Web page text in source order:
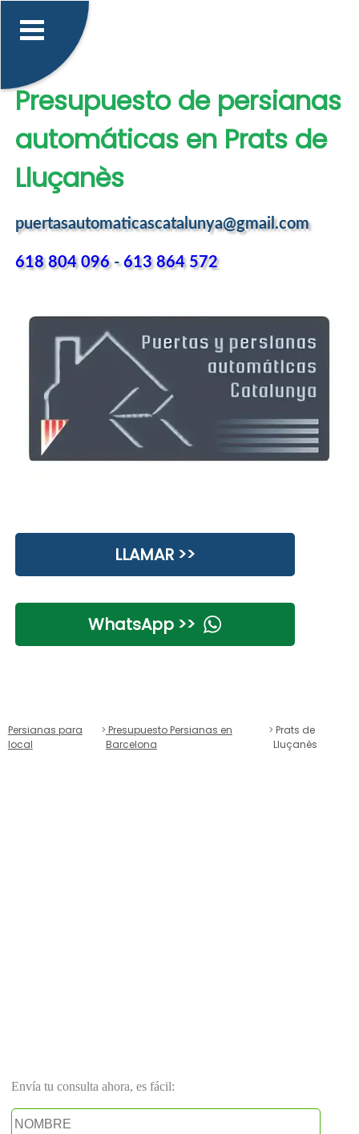
Presupuesto de persianas
automáticas en Prats de
Lluçanès
puertasautomaticascatalunya@gmail.com
618 804 096 -613 864 572
LLAMAR >>
WhatsApp >>
Persianas para
local
Presupuesto Persianas en
Barcelona
Prats de
Lluçanès
Envía tu consulta ahora, es fácil: